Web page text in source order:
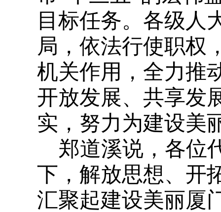
目标任务。各级人
局，依法行使职权
机关作用，全力推
开放发展、共享发
实，努力为建设美
郑道溪说，各位
下，解放思想、开
汇聚起建设美丽厦